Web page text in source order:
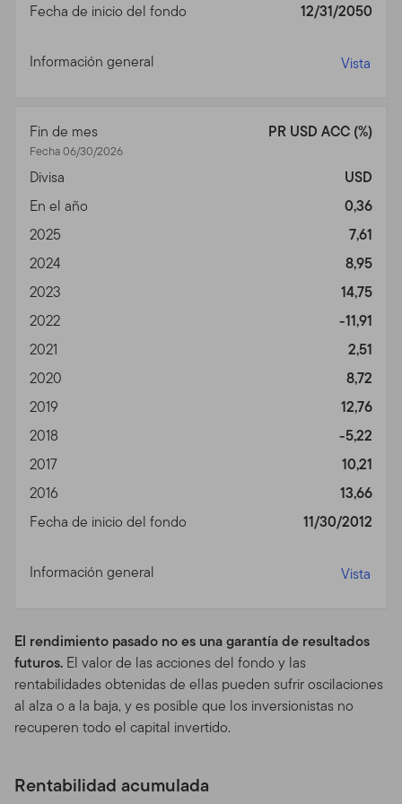
Fecha de inicio del fondo
12/31/2050
Información general Vista
Fin de mes
Fecha 06/30/2026
PR USD ACC (%)
Divisa
USD
En el año
0,36
2025
7,61
2024
8,95
2023
14,75
2022
-11,91
2021
2,51
2020
8,72
2019
12,76
2018
-5,22
2017
10,21
2016
13,66
Fecha de inicio del fondo
11/30/2012
Información general Vista
El rendimiento pasado no es una garantía de resultados
futuros. El valor de las acciones del fondo y las
rentabilidades obtenidas de ellas pueden sufrir oscilaciones
al alza o a la baja, y es posible que los inversionistas no
recuperen todo el capital invertido.
Rentabilidad acumulada
Información Personal,
Solicitadas y Monitoreo de
Uso
Política de Privacidad.
Para inversores individuales de
nuestros Fondos, favor ver nuestra Política de
Privacidad para un sumario de la información personal
no pública que podemos acopiar y mantener de
inversores actuales y de ex inversores; nuestra política
con relación al uso de esa información; y las medidas
Transmisión de Información Personal.
Su uso de este
incluyendo datas personales identificables, sobre usted.
Su consentimiento a la trasmisión de tal información por
medios electrónicos a través de Internet y significará
usted utilice el Sitio.
Sus comentarios
para mejorarlo. Si usted proveyese ideas no solicitadas,
productos, servicios, contenidos, herramientas o
información, usted acuerda en que podemos hacerlo
sin brindarle compensación alguna. Al proveernos de
tales Comunicaciones, usted nos induce a pensar
posee todos los derechos sobre ella. Esto significa que
irrevocable para editar, reproducir, informar, publicar y